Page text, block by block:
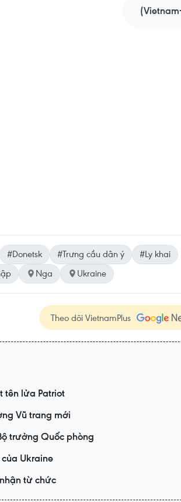
#Donetsk #Trưng cầu dân ý
#Ly khai
Nga Ukraine
Theo dõi VietnamPlus
tên lửa Patriot
Vũ trang mới
trưởng Quốc phòng
Ukraine
từ chức